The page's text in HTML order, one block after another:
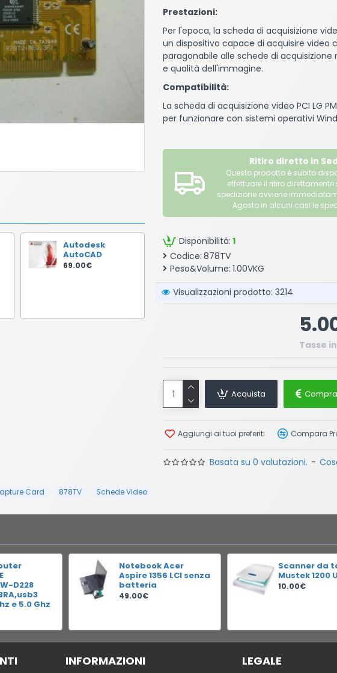
Autodesk
AutoCAD
69.00€
Prestazioni:
Per l'epoca, la scheda di acquisizione
un dispositivo capace di acquisire video
paragonabile alle schede di
e qualità dell'immagine.
Compatibilità:
La scheda di acquisizione video PCI LG
per funzionare con sistemi operativi
Disponibilità: 1
Codice: 878TV
Peso&Volume: 1.00VKG
Visualizzazioni prodotto: 3214
Basata su 0 valutazioni. -
Tasse
Acquista
Aggiungi ai tuoi preferiti Compara
Ritiro diretto in
Questo prodotto è subito
effettuare il ritiro
spedizione avviene
Agosto in alcuni casi le
Card 878TV Schede Video
D228
e 5.0 Ghz
Notebook Acer
Aspire 1356 LCI senza
batteria
49.00€
Scanner da
Mustek 1200
10.00€
INFORMAZIONI LEGALE